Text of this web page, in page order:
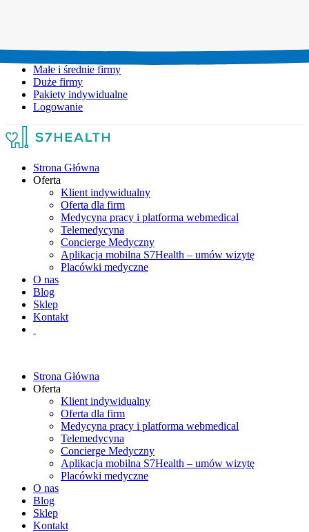
Małe i średnie firmy
Duże firmy
Pakiety indywidualne
Logowanie
Strona Główna
Oferta
Klient indywidualny
Oferta dla firm
Medycyna pracy i platforma webmedical
Telemedycyna
Concierge Medyczny
Aplikacja mobilna S7Health – umów wizytę
Placówki medyczne
O nas
Blog
Sklep
Kontakt
Strona Główna
Oferta
Klient indywidualny
Oferta dla firm
Medycyna pracy i platforma webmedical
Telemedycyna
Concierge Medyczny
Aplikacja mobilna S7Health – umów wizytę
Placówki medyczne
O nas
Blog
Sklep
Kontakt